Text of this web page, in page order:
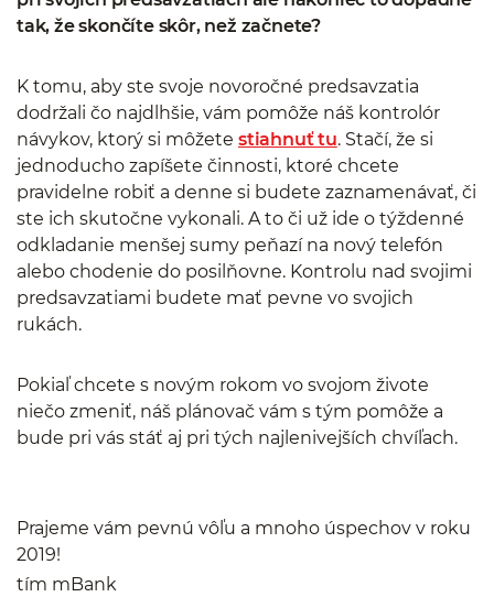
tak, že skončíte skôr, než začnete?
K tomu, aby ste svoje novoročné predsavzatia
dodržali čo najdlhšie, vám pomôže náš kontrolór
návykov, ktorý si môžete stiahnuť tu. Stačí, že si
jednoducho zapíšete činnosti, ktoré chcete
pravidelne robiť a denne si budete zaznamenávať, či
ste ich skutočne vykonali. A to či už ide o týždenné
odkladanie menšej sumy peňazí na nový telefón
alebo chodenie do posilňovne. Kontrolu nad svojimi
predsavzatiami budete mať pevne vo svojich
rukách.
Pokiaľ chcete s novým rokom vo svojom živote
niečo zmeniť, náš plánovač vám s tým pomôže a
bude pri vás stáť aj pri tých najlenivejších chvíľach.
Prajeme vám pevnú vôľu a mnoho úspechov v roku
2019!
tím mBank